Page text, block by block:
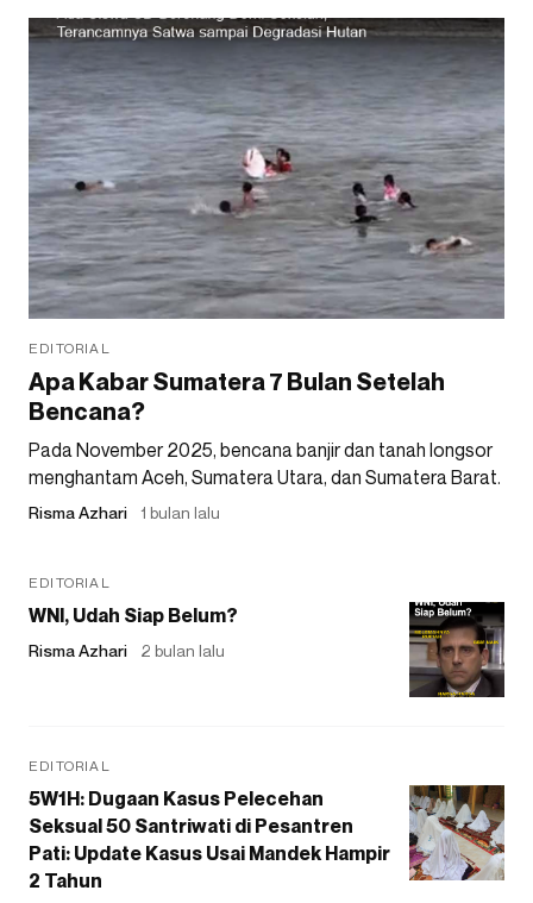
EDITORIAL
Apa Kabar Sumatera 7 Bulan Setelah
Bencana?
Pada November 2025, bencana banjir dan tanah longsor
menghantam Aceh, Sumatera Utara, dan Sumatera Barat.
Risma Azhari 1 bulan lalu
EDITORIAL
WNI, Udah Siap Belum?
Risma Azhari 2 bulan lalu
EDITORIAL
5W1H: Dugaan Kasus Pelecehan
Seksual 50 Santriwati di Pesantren
Pati: Update Kasus Usai Mandek Hampir
2 Tahun